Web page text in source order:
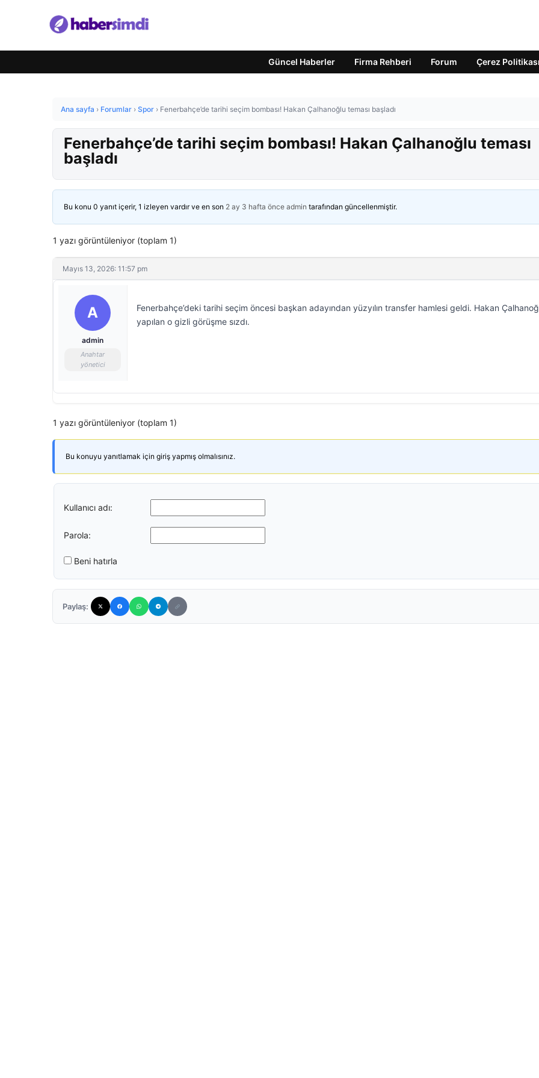
Güncel Haberler Firma Rehberi Forum Çerez Politikası
Ana sayfa › Forumlar › Spor › Fenerbahçe’de tarihi seçim bombası! Hakan Çalhanoğlu teması başladı
Fenerbahçe’de tarihi seçim bombası! Hakan Çalhanoğlu teması
başladı
Bu konu 0 yanıt içerir, 1 izleyen vardır ve en son 2 ay 3 hafta önce admin tarafından güncellenmiştir.
1 yazı görüntüleniyor (toplam 1)
Mayıs 13, 2026: 11:57 pm
A
admin
Anahtar
yönetici
Fenerbahçe’deki tarihi seçim öncesi başkan adayından yüzyılın transfer hamlesi geldi. Hakan
yapılan o gizli görüşme sızdı.
1 yazı görüntüleniyor (toplam 1)
Bu konuyu yanıtlamak için giriş yapmış olmalısınız.
Kullanıcı adı:
Parola:
Beni hatırla
Paylaş: